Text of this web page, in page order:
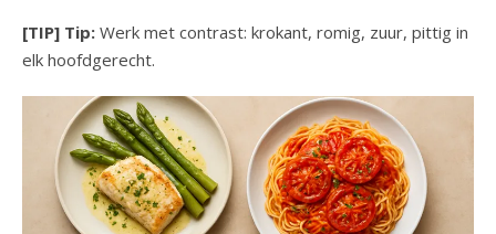
[TIP] Tip: Werk met contrast: krokant, romig, zuur, pittig in
elk hoofdgerecht.